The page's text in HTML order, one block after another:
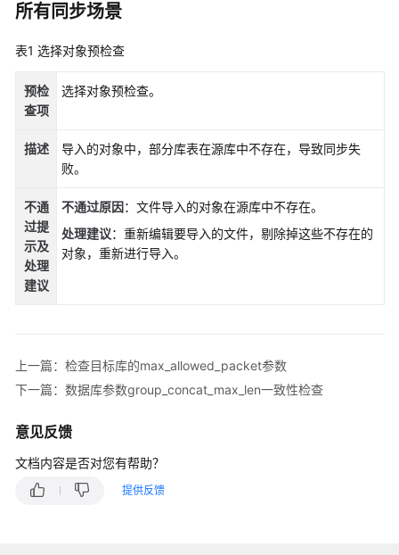
产
介
计
说
快
速
入
门
南
佳
实
所有同步场景
表1 选择对象预检查
预检
查项
选择对象预检查。
描述
导入的对象中，部分库表在源库中不存在，导致同步失
败。
不通
过提
示及
处理
建议
不通过原因：文件导入的对象在源库中不存在。
处理建议：重新编辑要导入的文件，剔除掉这些不存在的
对象，重新进行导入。
上一篇：检查目标库的max_allowed_packet参数
下一篇：数据库参数group_concat_max_len一致性检查
意见反馈
文档内容是否对您有帮助？
提供反馈